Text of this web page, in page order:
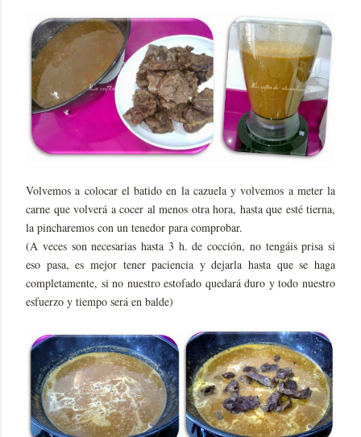
Volvemos a colocar el batido en la cazuela y volvemos a meter la
carne que volverá a cocer al menos otra hora, hasta que esté tierna,
la pincharemos con un tenedor para comprobar.
(A veces son necesarias hasta 3 h. de cocción, no tengáis prisa si
eso pasa, es mejor tener paciencia y dejarla hasta que se haga
completamente, si no nuestro estofado quedará duro y todo nuestro
esfuerzo y tiempo será en balde)